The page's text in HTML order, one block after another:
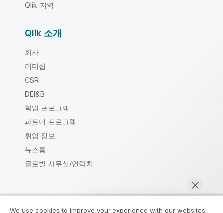
Qlik 지역
Qlik 소개
회사
리더십
CSR
DEI&B
학업 프로그램
파트너 프로그램
취업 정보
뉴스룸
글로벌 사무실/연락처
We use cookies to improve your experience with our websites